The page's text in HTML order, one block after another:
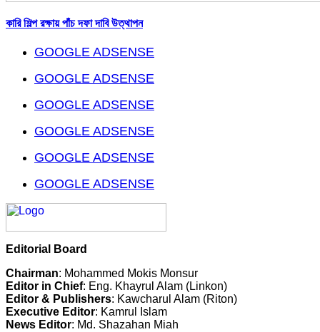
কারি শিল্প রক্ষায় পাঁচ দফা দাবি উত্থাপন
GOOGLE ADSENSE
GOOGLE ADSENSE
GOOGLE ADSENSE
GOOGLE ADSENSE
GOOGLE ADSENSE
GOOGLE ADSENSE
Editorial Board
Chairman: Mohammed Mokis Monsur
Editor in Chief: Eng. Khayrul Alam (Linkon)
Editor & Publishers: Kawcharul Alam (Riton)
Executive Editor: Kamrul Islam
News Editor: Md. Shazahan Miah